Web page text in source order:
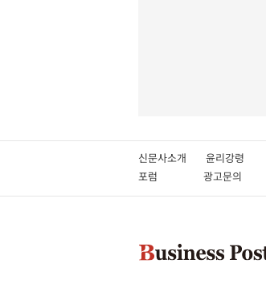
신문사소개 윤리강령
포럼
광고문의